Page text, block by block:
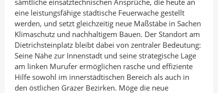
sämtliche einsatztechnischen Ansprüche, die heute an
eine leistungsfähige städtische Feuerwache gestellt
werden, und setzt gleichzeitig neue Maßstäbe in Sachen
Klimaschutz und nachhaltigem Bauen. Der Standort am
Dietrichsteinplatz bleibt dabei von zentraler Bedeutung:
Seine Nähe zur Innenstadt und seine strategische Lage
am linken Murufer ermöglichen rasche und effiziente
Hilfe sowohl im innerstädtischen Bereich als auch in
den östlichen Grazer Bezirken. Möge die neue